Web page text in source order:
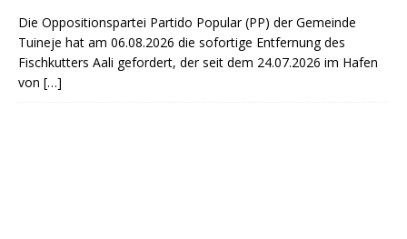
Die Oppositionspartei Partido Popular (PP) der Gemeinde
Tuineje hat am 06.08.2026 die sofortige Entfernung des
Fischkutters Aali gefordert, der seit dem 24.07.2026 im Hafen
von […]